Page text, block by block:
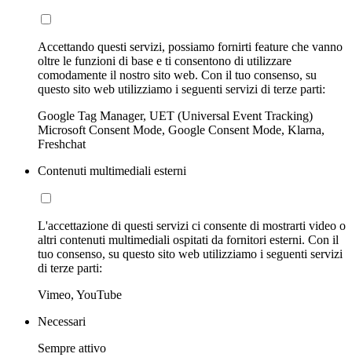
Accettando questi servizi, possiamo fornirti feature che vanno
oltre le funzioni di base e ti consentono di utilizzare
comodamente il nostro sito web. Con il tuo consenso, su
questo sito web utilizziamo i seguenti servizi di terze parti:
Google Tag Manager, UET (Universal Event Tracking)
Microsoft Consent Mode, Google Consent Mode, Klarna,
Freshchat
Contenuti multimediali esterni
L'accettazione di questi servizi ci consente di mostrarti video o
altri contenuti multimediali ospitati da fornitori esterni. Con il
tuo consenso, su questo sito web utilizziamo i seguenti servizi
di terze parti:
Vimeo, YouTube
Necessari
Sempre attivo